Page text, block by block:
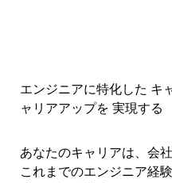
エンジニアに特化した キ
ャリアアップを 実現する
あなたのキャリアは、会
これまでのエンジニア経